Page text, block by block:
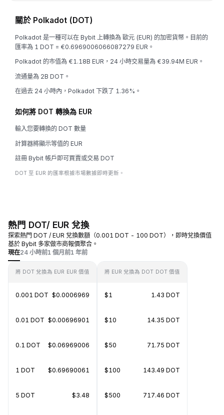
關於 Polkadot (DOT)
Polkadot 是一種可以在 Bybit 上轉換為 歐元 (EUR) 的加密貨幣。目前的
匯率為 1 DOT = €0.6969006066087279 EUR。
Polkadot 的市值為 €1.18B EUR，24 小時交易量為 €39.94M EUR。
流通量為 2B DOT。
在過去 24 小時內，Polkadot 下跌了 1.36%。
如何將 DOT 轉換為 EUR
輸入您要轉換的 DOT 數量
計算器將顯示等值的 EUR
註冊 Bybit 帳戶即可買賣或交易 DOT
DOT 至 EUR 的匯率根據市場數據即時更新。
熱門 DOT/ EUR 兌換
探索熱門 DOT / EUR 兌換數額（0.001 DOT - 100 DOT），即時兌換價值
基於 Bybit 多家做市商報價聚合。
現在24 小時前1 個月前1 年前
將 DOT 兌換為 EUR EUR 價值
0.001 DOT $0.0006969
0.01 DOT $0.00696901
0.1 DOT $0.06969006
1 DOT $0.69690061
5 DOT $3.48
將 EUR 兌換為 DOT DOT 價值
$1 1.43 DOT
$10 14.35 DOT
$50 71.75 DOT
$100 143.49 DOT
$500 717.46 DOT